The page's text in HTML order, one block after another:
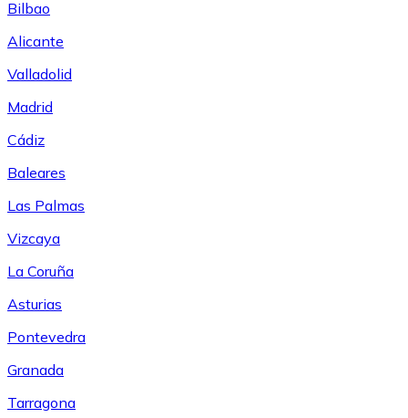
Bilbao
Alicante
Valladolid
Madrid
Cádiz
Baleares
Las Palmas
Vizcaya
La Coruña
Asturias
Pontevedra
Granada
Tarragona